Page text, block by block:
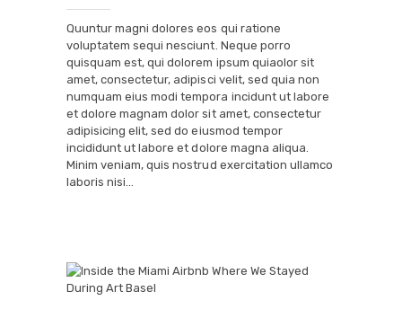
Quuntur magni dolores eos qui ratione
voluptatem sequi nesciunt. Neque porro
quisquam est, qui dolorem ipsum quiaolor sit
amet, consectetur, adipisci velit, sed quia non
numquam eius modi tempora incidunt ut labore
et dolore magnam dolor sit amet, consectetur
adipisicing elit, sed do eiusmod tempor
incididunt ut labore et dolore magna aliqua.
Minim veniam, quis nostrud exercitation ullamco
laboris nisi…